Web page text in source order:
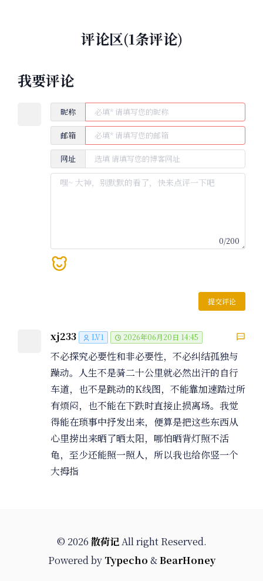
评论区(1条评论)
我要评论
昵称
邮箱
网址
0/200
提交评论
xj233 LV1 2026年06月20日 14:45
不必探究必要性和非必要性，不必纠结孤独与
躁动。人生不是骑二十公里就必然出汗的自行
车道，也不是跳动的K线图，不能靠加速踏过所
有烦闷，也不能在下跌时直接止损离场。我觉
得能在琐事中抒发出来，便算是把这些东西从
心里捞出来晒了晒太阳，哪怕晒背灯照不活
龟，至少还能照一照人，所以我也给你竖一个
大拇指
© 2026 散荷记All right Reserved.
Powered by Typecho &BearHoney